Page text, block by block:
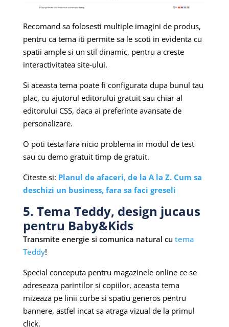
Recomand sa folosesti multiple imagini de produs,
pentru ca tema iti permite sa le scoti in evidenta cu
spatii ample si un stil dinamic, pentru a creste
interactivitatea site-ului.
Si aceasta tema poate fi configurata dupa bunul tau
plac, cu ajutorul editorului gratuit sau chiar al
editorului CSS, daca ai preferinte avansate de
personalizare.
O poti testa fara nicio problema in modul de test
sau cu demo gratuit timp de gratuit.
Citeste si: Planul de afaceri, de la A la Z. Cum sa
deschizi un business, fara sa faci greseli
5. Tema Teddy, design jucaus
pentru Baby&Kids
Transmite energie si comunica natural cu tema
Teddy!
Special conceputa pentru magazinele online ce se
adreseaza parintilor si copiilor, aceasta tema
mizeaza pe linii curbe si spatiu generos pentru
bannere, astfel incat sa atraga vizual de la primul
click.